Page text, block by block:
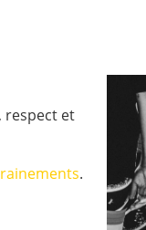
respect et
.